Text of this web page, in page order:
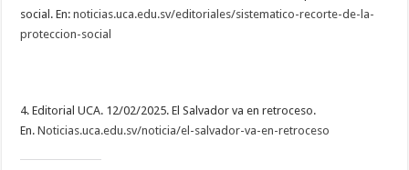
social. En:noticias.uca.edu.sv/editoriales/sistematico-recorte-de-la-
proteccion-social
4. Editorial UCA. 12/02/2025. El Salvador va en retroceso.
En.Noticias.uca.edu.sv/noticia/el-salvador-va-en-retroceso